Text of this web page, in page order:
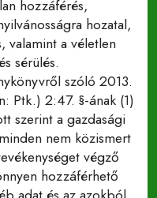
hozzáférés,
hozatal,
valamint a véletlen
sérülés.
szóló 2013.
Ptk.) 2:47. §-ának (1)
szerint a gazdasági
nem közismert
végző
hozzáférhető